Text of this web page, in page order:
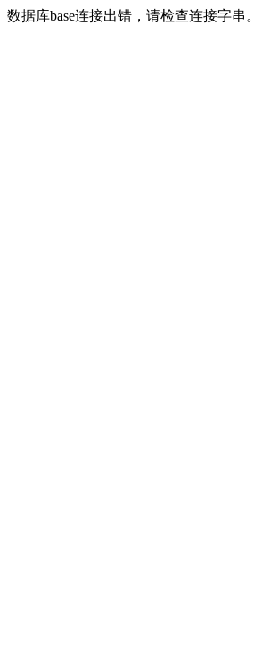
数据库base连接出错，请检查连接字串。